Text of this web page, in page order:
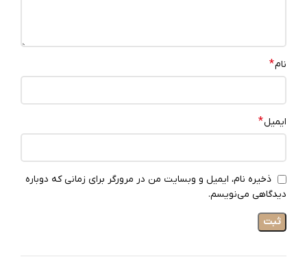
نام*
ایمیل*
ذخیره نام، ایمیل و وبسایت من در مرورگر برای زمانی که دوباره
دیدگاهی می‌نویسم.